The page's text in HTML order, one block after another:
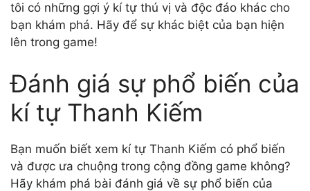
tôi có những gợi ý kí tự thú vị và độc đáo khác cho
bạn khám phá. Hãy để sự khác biệt của bạn hiện
lên trong game!
Đánh giá sự phổ biến của
kí tự Thanh Kiếm
Bạn muốn biết xem kí tự Thanh Kiếm có phổ biến
và được ưa chuộng trong cộng đồng game không?
Hãy khám phá bài đánh giá về sự phổ biến của